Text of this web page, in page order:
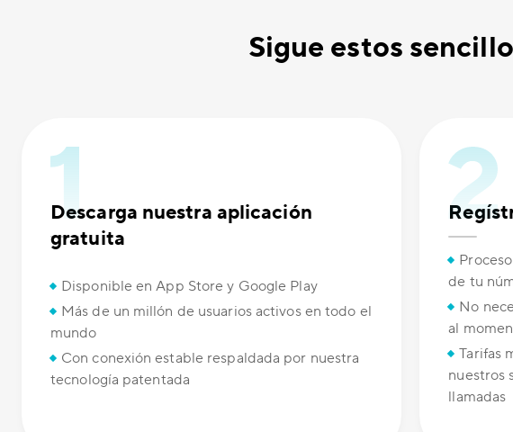
Sigue estos
Descarga nuestra aplicación
gratuita
Disponible en App Store y Google Play
Más de un millón de usuarios activos en todo el
mundo
Con conexión estable respaldada por nuestra
tecnología patentada
de tu
No
al
Tarifas
nuestros
llamadas